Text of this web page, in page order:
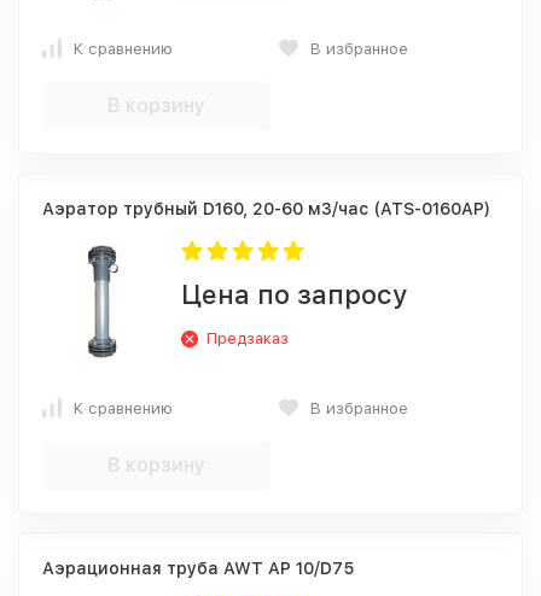
К сравнению В избранное
В корзину
Аэратор трубный D160, 20-60 м3/час (ATS-0160AP)
Цена по запросу
Предзаказ
К сравнению В избранное
В корзину
Аэрационная труба AWT AP 10/D75